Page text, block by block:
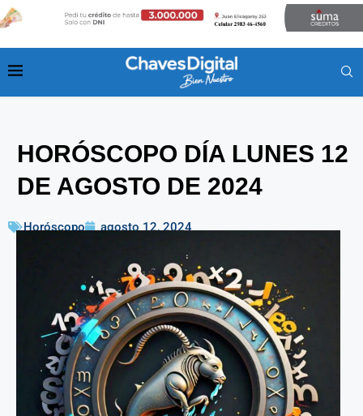
HORÓSCOPO DÍA LUNES 12
DE AGOSTO DE 2024
Horóscopo agosto 12, 2024